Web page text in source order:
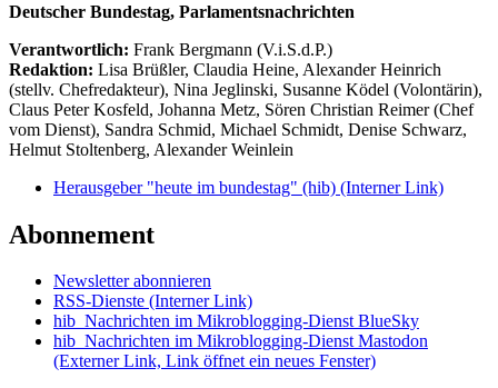
Deutscher Bundestag, Parlamentsnachrichten
Verantwortlich: Frank Bergmann (V.i.S.d.P.)
Redaktion: Lisa Brüßler, Claudia Heine, Alexander Heinrich
(stellv. Chefredakteur), Nina Jeglinski, Susanne Ködel (Volontärin),
Claus Peter Kosfeld, Johanna Metz, Sören Christian Reimer (Chef
vom Dienst), Sandra Schmid, Michael Schmidt, Denise Schwarz,
Helmut Stoltenberg, Alexander Weinlein
Herausgeber "heute im bundestag" (hib) (Interner Link)
Abonnement
Newsletter abonnieren
RSS-Dienste (Interner Link)
hib_Nachrichten im Mikroblogging-Dienst BlueSky
hib_Nachrichten im Mikroblogging-Dienst Mastodon
(Externer Link, Link öffnet ein neues Fenster)